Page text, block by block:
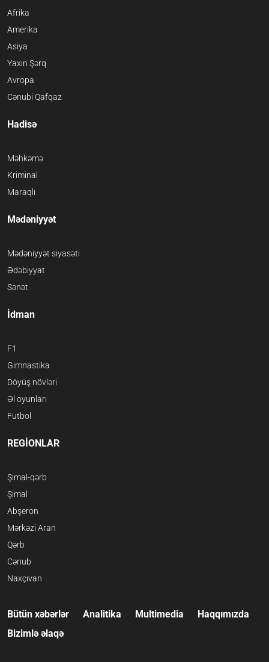
Afrika
Amerika
Asiya
Yaxın Şərq
Avropa
Cənubi Qafqaz
Hadisə
Məhkəmə
Kriminal
Maraqlı
Mədəniyyət
Mədəniyyət siyasəti
Ədəbiyyat
Sənət
İdman
F1
Gimnastika
Döyüş növləri
Əl oyunları
Futbol
REGİONLAR
Şimal-qərb
Şimal
Abşeron
Mərkəzi Aran
Qərb
Cənub
Naxçıvan
Bütün xəbərlər Analitika Multimedia
Haqqımızda
Bizimlə əlaqə